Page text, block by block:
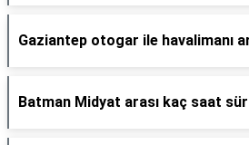
Gaziantep otogar ile havalimanı
Batman Midyat arası kaç saat